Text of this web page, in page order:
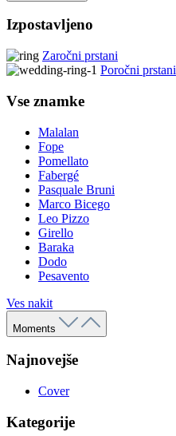
Izpostavljeno
Zaročni prstani
Poročni prstani
Vse znamke
Malalan
Fope
Pomellato
Fabergé
Pasquale Bruni
Marco Bicego
Leo Pizzo
Girello
Baraka
Dodo
Pesavento
Ves nakit
Moments
Najnovejše
Cover
Kategorije